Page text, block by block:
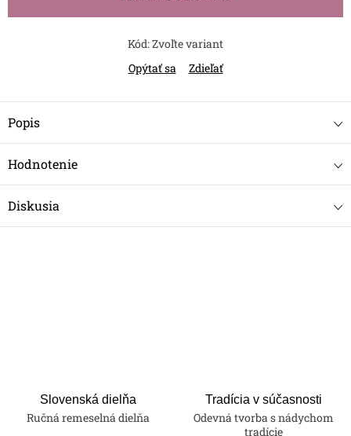
Kód:Zvoľte variant
Opýtať sa
Zdieľať
Popis
Hodnotenie
Diskusia
Slovenská dielňa
Ručná remeselná dielňa
Tradícia v súčasnosti
Odevná tvorba s nádychom
tradície